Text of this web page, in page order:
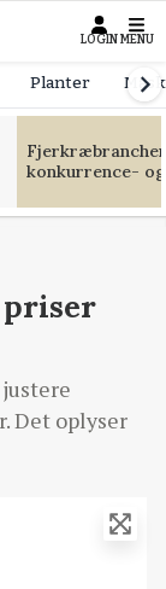
LOGIN MENU
Planter
konkurrence-
Det oplyser